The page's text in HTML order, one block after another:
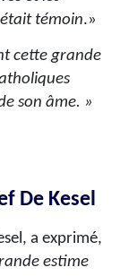
témoin.»
cette grande
son âme. »
De Kesel
a exprimé,
estime